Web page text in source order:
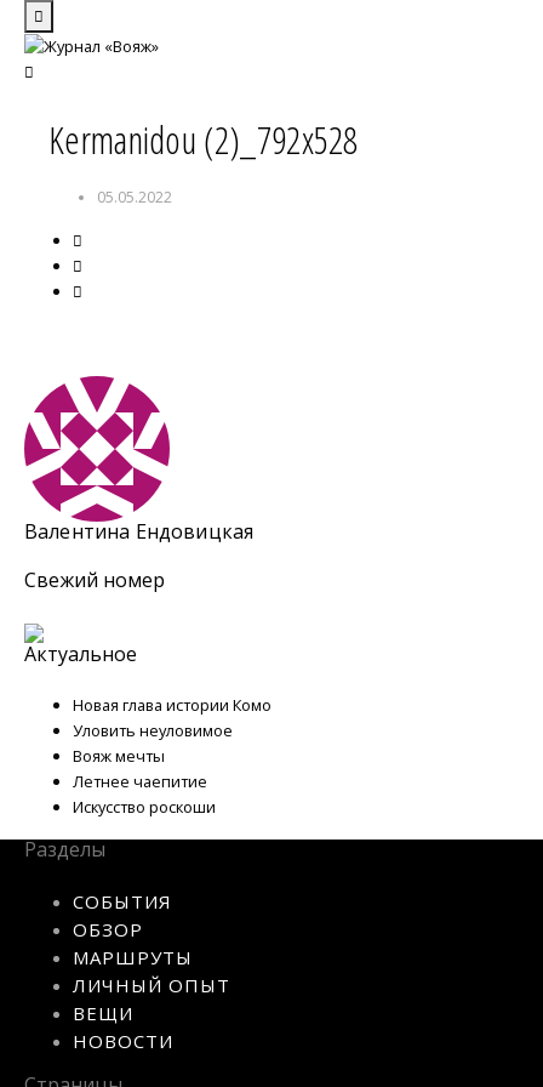
Kermanidou (2)_792x528
05.05.2022
Валентина Ендовицкая
Свежий номер
Актуальное
Новая глава истории Комо
Уловить неуловимое
Вояж мечты
Летнее чаепитие
Искусство роскоши
Разделы
СОБЫТИЯ
ОБЗОР
МАРШРУТЫ
ЛИЧНЫЙ ОПЫТ
ВЕЩИ
НОВОСТИ